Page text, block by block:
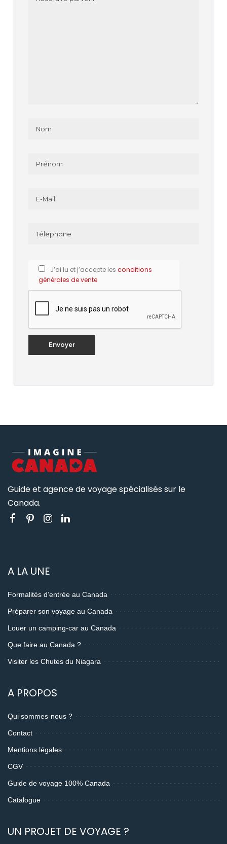
J’ai lu et j’accepte les conditions
générales de vente
Guide et agence de voyage spécialisés sur le
Canada.
A LA UNE
Formalités d’entrée au Canada
Préparer son voyage au Canada
Louer un camping-car au Canada
Que faire au Canada ?
Visiter les Chutes du Niagara
A PROPOS
Qui sommes-nous ?
Contact
Mentions légales
CGV
Guide de voyage 100% Canada
Catalogue
UN PROJET DE VOYAGE ?